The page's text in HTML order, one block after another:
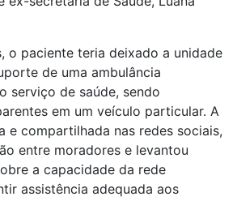
o paciente teria deixado a unidade
de uma ambulância
serviço de saúde, sendo
em um veículo particular. A
e compartilhada nas redes sociais,
entre moradores e levantou
a capacidade da rede
assistência adequada aos